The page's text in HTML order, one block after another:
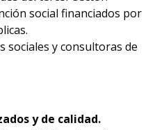
social financiados por
sociales y consultoras de
y de calidad.